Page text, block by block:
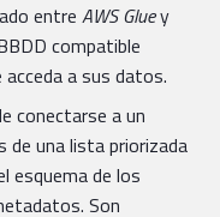
entre AWS Gluey
compatible
a sus datos.
conectarse a un
de una lista priorizada
esquema de los
Son